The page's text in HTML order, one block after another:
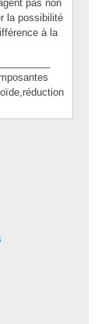
pas non
la possibilité
à la